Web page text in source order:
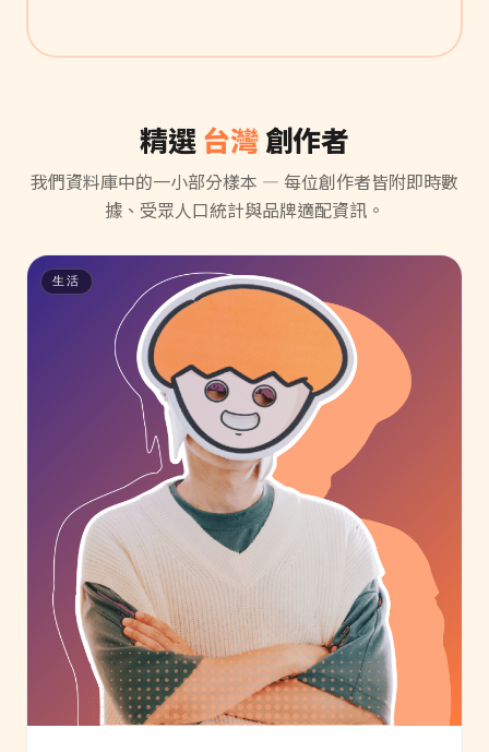
精選台灣創作者
我們資料庫中的一小部分樣本 — 每位創作者皆附即時數
據、受眾人口統計與品牌適配資訊。
生活